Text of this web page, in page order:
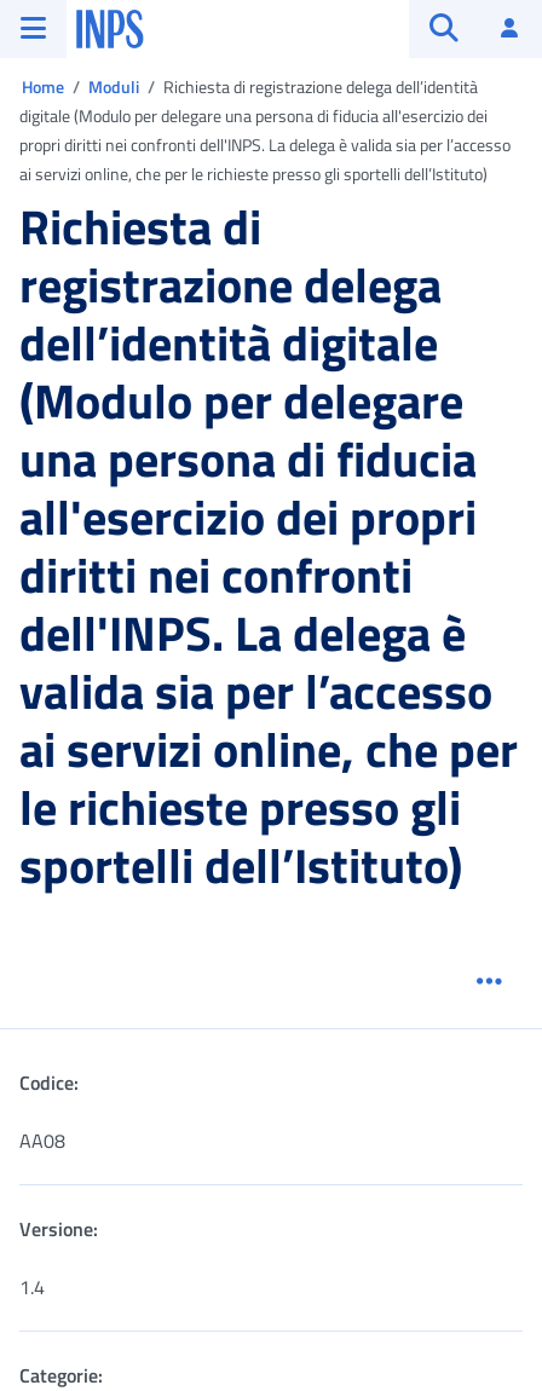
Vai al menu principale
Vai al contenuto principale
Vai al pie' di pagina
INPS ()
Home Moduli
Richiesta di registrazione delega dell’identità
digitale (Modulo per delegare una persona di fiducia all'esercizio dei
propri diritti nei confronti dell'INPS. La delega è valida sia per l’accesso
ai servizi online, che per le richieste presso gli sportelli dell’Istituto)
Richiesta di
registrazione delega
dell’identità digitale
(Modulo per delegare
una persona di fiducia
all'esercizio dei propri
diritti nei confronti
dell'INPS. La delega è
valida sia per l’accesso
ai servizi online, che per
le richieste presso gli
sportelli dell’Istituto)
Codice:
AA08
Versione:
1.4
Categorie: